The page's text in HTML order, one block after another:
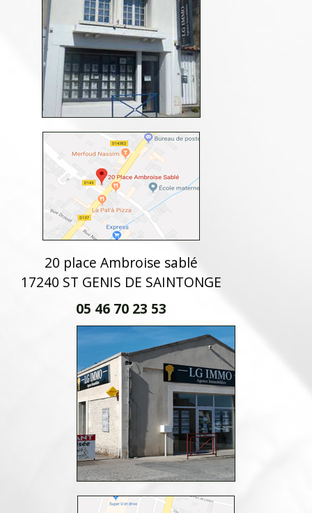
20 place Ambroise sablé
17240 ST GENIS DE SAINTONGE
05 46 70 23 53